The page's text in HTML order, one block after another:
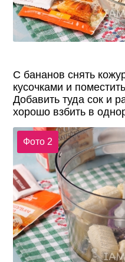
С бананов снять
кусочками и
Добавить туда сок и
хорошо взбить в
Фото 2